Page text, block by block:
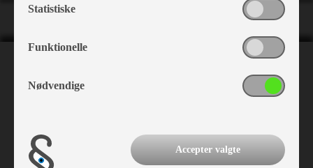
Statistiske
Funktionelle
Nødvendige
Accepter valgte